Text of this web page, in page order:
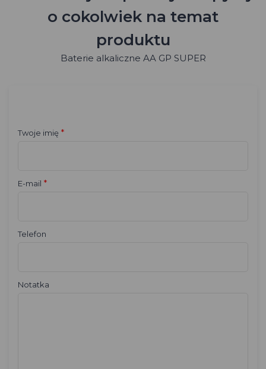
o cokolwiek na temat
produktu
Baterie alkaliczne AA GP SUPER
Twoje imię *
E-mail *
Telefon
Notatka